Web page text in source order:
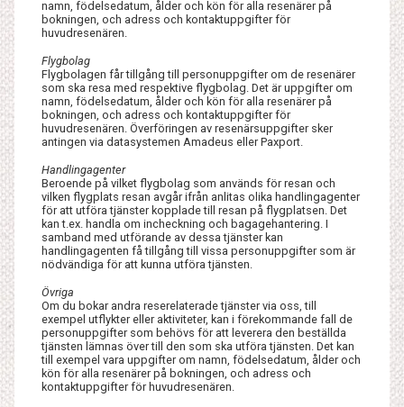
namn, födelsedatum, ålder och kön för alla resenärer på
bokningen, och adress och kontaktuppgifter för
huvudresenären.
Flygbolag
Flygbolagen får tillgång till personuppgifter om de resenärer
som ska resa med respektive flygbolag. Det är uppgifter om
namn, födelsedatum, ålder och kön för alla resenärer på
bokningen, och adress och kontaktuppgifter för
huvudresenären. Överföringen av resenärsuppgifter sker
antingen via datasystemen Amadeus eller Paxport.
Handlingagenter
Beroende på vilket flygbolag som används för resan och
vilken flygplats resan avgår ifrån anlitas olika handlingagenter
för att utföra tjänster kopplade till resan på flygplatsen. Det
kan t.ex. handla om incheckning och bagagehantering. I
samband med utförande av dessa tjänster kan
handlingagenten få tillgång till vissa personuppgifter som är
nödvändiga för att kunna utföra tjänsten.
Övriga
Om du bokar andra reserelaterade tjänster via oss, till
exempel utflykter eller aktiviteter, kan i förekommande fall de
personuppgifter som behövs för att leverera den beställda
tjänsten lämnas över till den som ska utföra tjänsten. Det kan
till exempel vara uppgifter om namn, födelsedatum, ålder och
kön för alla resenärer på bokningen, och adress och
kontaktuppgifter för huvudresenären.